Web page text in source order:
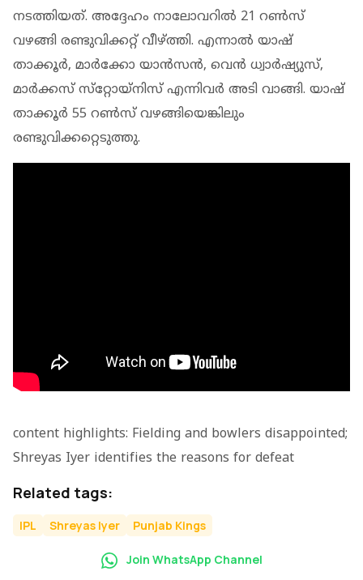
നടത്തിയത്. അദ്ദേഹം നാലോവറില്‍ 21 റണ്‍സ്
വഴങ്ങി രണ്ടുവിക്കറ്റ് വീഴ്ത്തി. എന്നാല്‍ യാഷ്
താക്കൂര്‍, മാര്‍ക്കോ യാന്‍സന്‍, വെന്‍ ധ്വാര്‍ഷ്യുസ്,
മാര്‍ക്കസ് സ്‌റ്റോയ്‌നിസ് എന്നിവര്‍ അടി വാങ്ങി. യാഷ്
താക്കൂര്‍ 55 റണ്‍സ് വഴങ്ങിയെങ്കിലും
രണ്ടുവിക്കറ്റെടുത്തു.
content highlights: Fielding and bowlers disappointed;
Shreyas Iyer identifies the reasons for defeat
Related tags:
IPL Shreyas Iyer Punjab Kings
Join WhatsApp Channel